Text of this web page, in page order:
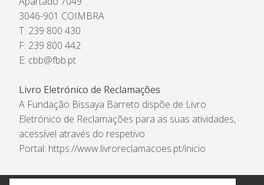
3046-901 COIMBRA
T: 239 800 430
F: 239 800 442
E: cbb@fbb.pt
Livro Eletrónico de Reclamações
A Fundação Bissaya Barreto dispõe de Livro
Eletrónico de Reclamações para as suas atividades,
acessível através do respetivo
Portal: https://www.livroreclamacoes.pt/inicio